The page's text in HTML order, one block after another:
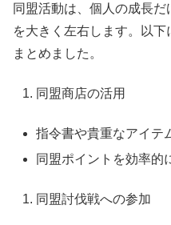
同盟活動は、個人の成長
を大きく左右します。以
まとめました。
同盟商店の活用
指令書や貴重なアイテ
同盟ポイントを効率的
同盟討伐戦への参加